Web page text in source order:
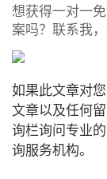
想获得一对一
案吗？联系我，
如果此文章对
文章以及任何
询栏询问专业
询服务机构。